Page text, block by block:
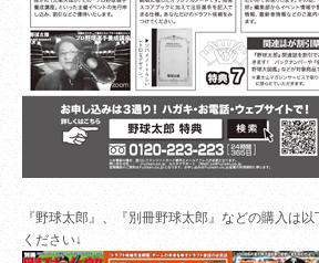
『野球太郎』、『別冊野球太郎』などの購入は
ください↓